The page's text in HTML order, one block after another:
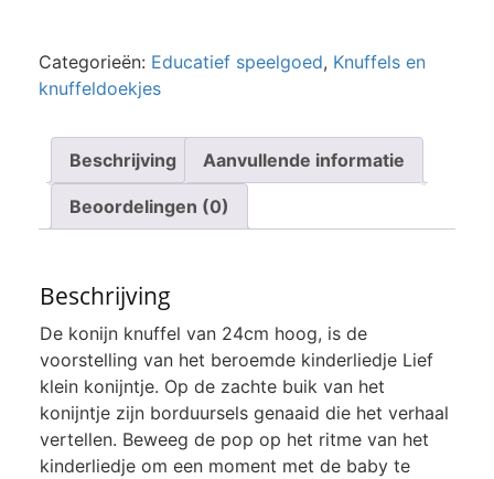
Konijntje
aantal
Categorieën: Educatief speelgoed, Knuffels en
knuffeldoekjes
Beschrijving Aanvullende informatie
Beoordelingen (0)
Beschrijving
De konijn knuffel van 24cm hoog, is de
voorstelling van het beroemde kinderliedje Lief
klein konijntje. Op de zachte buik van het
konijntje zijn borduursels genaaid die het verhaal
vertellen. Beweeg de pop op het ritme van het
kinderliedje om een moment met de baby te